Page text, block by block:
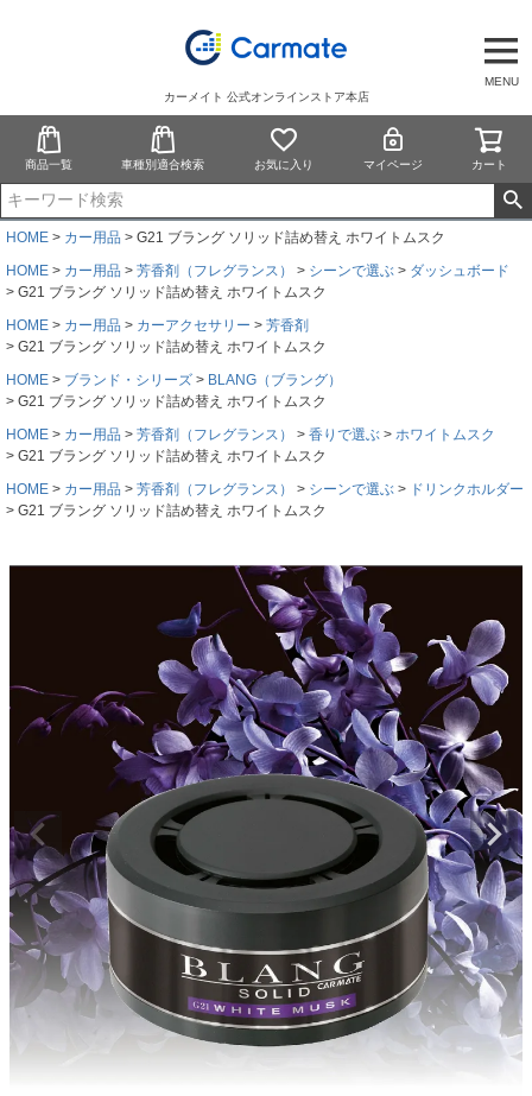
MENU
カーメイト 公式オンラインストア本店
商品一覧 車種別適合検索 お気に入り マイページ カート
HOME カー用品
G21 ブラング ソリッド詰め替え ホワイトムスク
HOME
カー用品 芳香剤（フレグランス） シーンで選ぶ
ダッシュボード
G21 ブラング ソリッド詰め替え ホワイトムスク
HOME
カー用品 カーアクセサリー
芳香剤
G21 ブラング ソリッド詰め替え ホワイトムスク
HOME
ブランド・シリーズ
BLANG（ブラング）
G21 ブラング ソリッド詰め替え ホワイトムスク
HOME
カー用品 芳香剤（フレグランス） 香りで選ぶ
ホワイトムスク
G21 ブラング ソリッド詰め替え ホワイトムスク
HOME
カー用品 芳香剤（フレグランス） シーンで選ぶ
ドリンクホルダー
G21 ブラング ソリッド詰め替え ホワイトムスク